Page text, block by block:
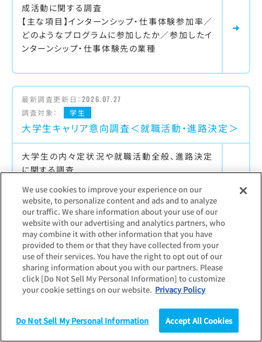
統計（データ） コラム
成活動に関する調査
【主な項目】インターンシップ・仕事体験参加率／
どのようなプログラムに参加したか／参加したイ
ンターンシップ・仕事体験先の業種
最新調査更新日： 2026.07.27
調査対象：
学生
大学生キャリア意向調査＜就職活動・進路決定＞
大学生の内々定状況や就職活動全般、進路決定
に関する調査
内々定率／内々定保有社数／就職活動継続率／
月別の活動状況／エントリー・セミナー参加状況
／内々定保有者の活動状況
最新調査更新日：2026.01.07
調査対象：
学生
大学1、2年生のキャリア観や志向に関する調査
We use cookies to improve your experience on our
website, to personalize content and ads and to analyze
our traffic. We share information about your use of our
website with our advertising and analytics partners, who
may combine it with other information that you have
provided to them or that they have collected from your
use of their services. You have the right to opt out of our
sharing information about you with our partners. Please
click [Do Not Sell My Personal Information] to customize
your cookie settings on our website. Privacy Policy
Do Not Sell My Personal Information Accept All Cookies